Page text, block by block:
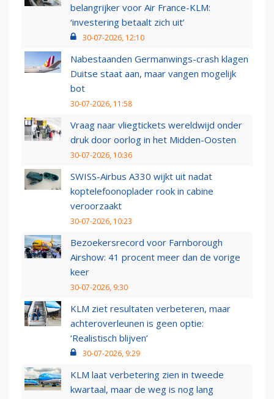
belangrijker voor Air France-KLM:
‘investering betaalt zich uit’
30-07-2026, 12:10
Nabestaanden Germanwings-crash klagen
Duitse staat aan, maar vangen mogelijk
bot
30-07-2026, 11:58
Vraag naar vliegtickets wereldwijd onder
druk door oorlog in het Midden-Oosten
30-07-2026, 10:36
SWISS-Airbus A330 wijkt uit nadat
koptelefoonoplader rook in cabine
veroorzaakt
30-07-2026, 10:23
Bezoekersrecord voor Farnborough
Airshow: 41 procent meer dan de vorige
keer
30-07-2026, 9:30
KLM ziet resultaten verbeteren, maar
achteroverleunen is geen optie:
‘Realistisch blijven’
30-07-2026, 9:29
KLM laat verbetering zien in tweede
kwartaal, maar de weg is nog lang